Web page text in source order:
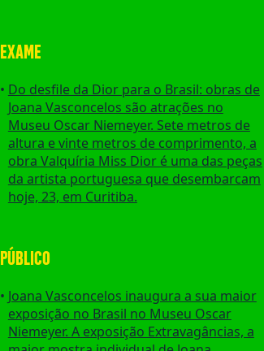
EXAME
Do desfile da Dior para o Brasil: obras de
Joana Vasconcelos são atrações no
Museu Oscar Niemeyer. Sete metros de
altura e vinte metros de comprimento, a
obra Valquíria Miss Dior é uma das peças
da artista portuguesa que desembarcam
hoje, 23, em Curitiba.
PÚBLICO
Joana Vasconcelos inaugura a sua maior
exposição no Brasil no Museu Oscar
Niemeyer. A exposição Extravagâncias, a